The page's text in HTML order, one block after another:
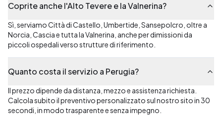
Coprite anche l'Alto Tevere e la Valnerina?
Sì, serviamo Città di Castello, Umbertide, Sansepolcro, oltre a
Norcia, Cascia e tutta la Valnerina, anche per dimissioni da
piccoli ospedali verso strutture di riferimento.
Quanto costa il servizio a Perugia?
Il prezzo dipende da distanza, mezzo e assistenza richiesta.
Calcola subito il preventivo personalizzato sul nostro sito in 30
secondi, in modo trasparente e senza impegno.